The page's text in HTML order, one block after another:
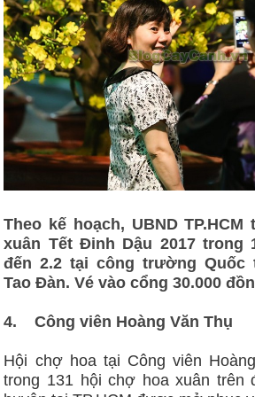
Theo kế hoạch, UBND
xuân Tết Đinh Dậu 2017 trong
đến 2.2 tại công trường Quốc
Tao Đàn. Vé vào cổng 30.000
4.Công viên Hoàng Văn Thụ
Hội chợ hoa tại Công viên
trong 131 hội chợ hoa xuân trên